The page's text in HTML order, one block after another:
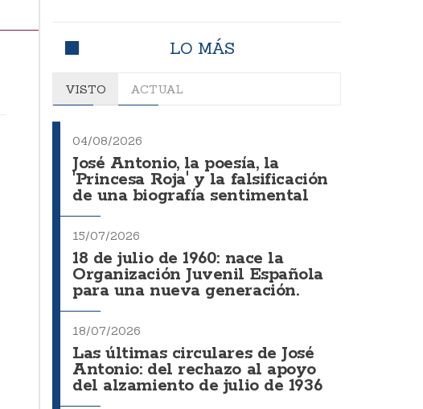
LO MÁS
VISTO ACTUAL
04/08/2026
José Antonio, la poesía, la
'Princesa Roja' y la falsificación
de una biografía sentimental
15/07/2026
18 de julio de 1960: nace la
Organización Juvenil Española
para una nueva generación.
18/07/2026
Las últimas circulares de José
Antonio: del rechazo al apoyo
del alzamiento de julio de 1936